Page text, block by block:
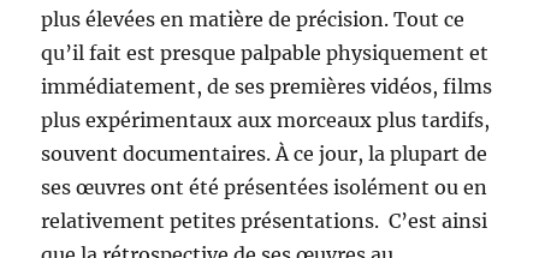
plus élevées en matière de précision. Tout ce
qu’il fait est presque palpable physiquement et
immédiatement, de ses premières vidéos, films
plus expérimentaux aux morceaux plus tardifs,
souvent documentaires. À ce jour, la plupart de
ses œuvres ont été présentées isolément ou en
relativement petites présentations. C’est ainsi